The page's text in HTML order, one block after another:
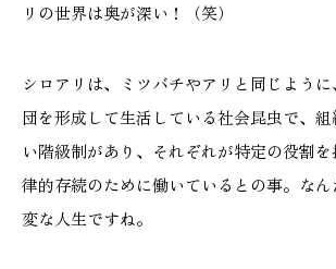
エスコネについて
CASE
施工実績
リの世界は奥が深い！（笑）
シロアリは、ミツバチやアリと同じよう
団を形成して生活している社会昆虫で、
い階級制があり、それぞれが特定の役割
律的存続のために働いているとの事。な
変な人生ですね。